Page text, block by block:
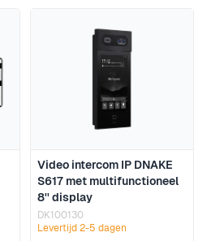
Video intercom IP DNAKE
S617 met multifunctioneel
8'' display
DK100130
Levertijd 2-5 dagen